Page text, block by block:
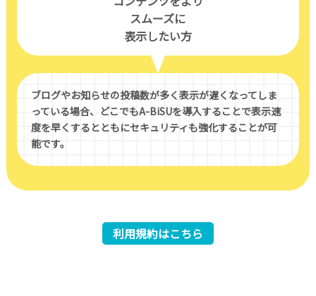
スムーズに
表示したい方
ブログやお知らせの投稿数が多く表示が遅くなってしま
っている場合、どこでもA-BiSUを導入することで表示速
度を早くするとともにセキュリティも強化することが可
能です。
利用規約はこちら